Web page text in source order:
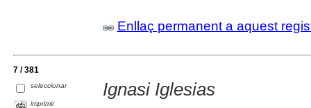
Enllaç permanent a aquest
7 / 381
seleccionar
imprimir
Ignasi Iglesias